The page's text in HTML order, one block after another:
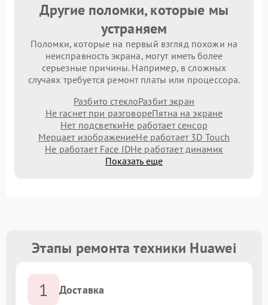
Другие поломки, которые мы
устраняем
Поломки, которые на первый взгляд похожи на
неисправность экрана, могут иметь более
серьезные причины. Например, в сложных
случаях требуется ремонт платы или процессора.
Разбито стеклоРазбит экран
Не гаснет при разговореПятна на экране
Нет подсветкиНе работает сенсор
Мерцает изображениеНе работает 3D Touch
Не работает Face IDНе работает динамик
Показать еще
Этапы ремонта техники Huawei
1 Доставка